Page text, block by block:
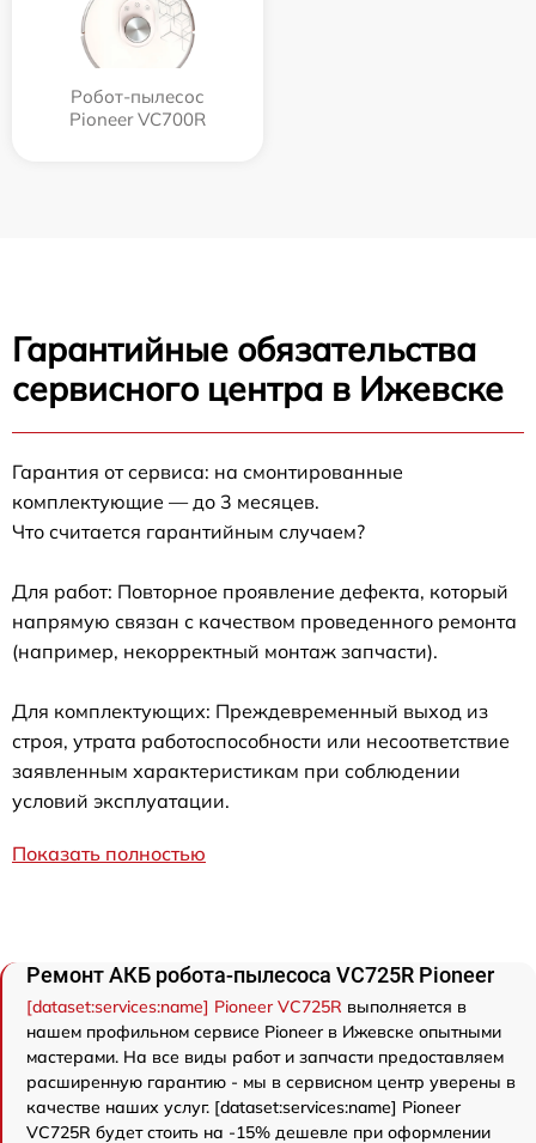
Робот-пылесос
Pioneer VC700R
Гарантийные обязательства
сервисного центра в Ижевске
Гарантия от сервиса: на смонтированные
комплектующие — до 3 месяцев.
Что считается гарантийным случаем?
Для работ: Повторное проявление дефекта, который
напрямую связан с качеством проведенного ремонта
(например, некорректный монтаж запчасти).
Для комплектующих: Преждевременный выход из
строя, утрата работоспособности или несоответствие
заявленным характеристикам при соблюдении
условий эксплуатации.
Показать полностью
Ремонт АКБ робота-пылесоса VC725R Pioneer
[dataset:services:name] Pioneer VC725R выполняется в
нашем профильном сервисе Pioneer в Ижевске опытными
мастерами. На все виды работ и запчасти предоставляем
расширенную гарантию - мы в сервисном центр уверены в
качестве наших услуг. [dataset:services:name] Pioneer
VC725R будет стоить на -15% дешевле при оформлении